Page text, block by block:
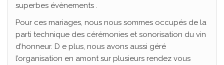
superbes évènements .
Pour ces mariages, nous nous sommes occupés de la
parti technique des cérémonies et sonorisation du vin
d’honneur. D e plus, nous avons aussi géré
l’organisation en amont sur plusieurs rendez vous